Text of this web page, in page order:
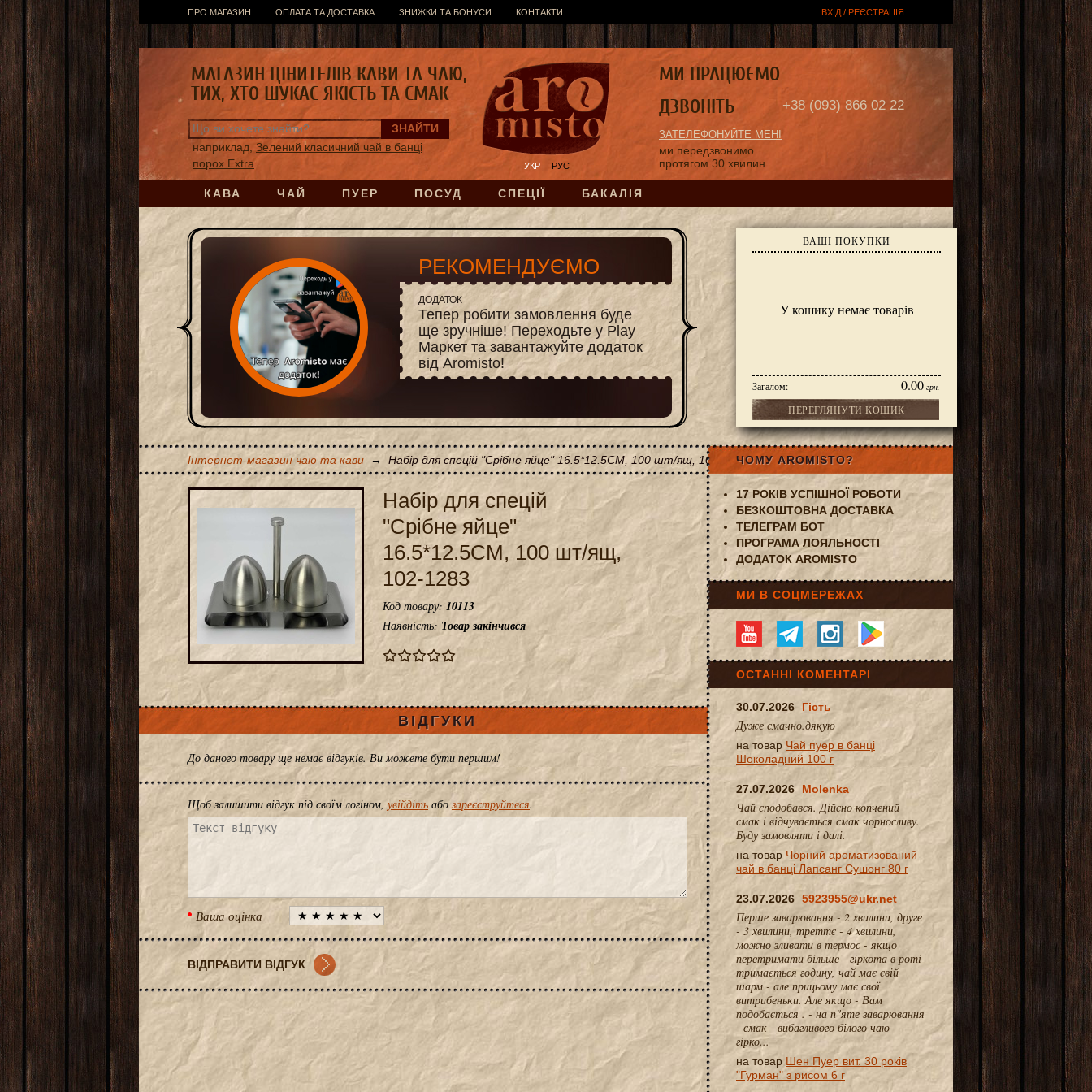
ПРО МАГАЗИН ОПЛАТА ТА ДОСТАВКА ЗНИЖКИ ТА БОНУСИ КОНТАКТИ ВХІД / РЕЄСТРАЦІЯ
КАВА ЧАЙ ПУЕР ПОСУД СПЕЦІЇ БАКАЛІЯ
УКР РУС
наприклад, Зелений класичний чай в банці
порох Extra
ВАШІ ПОКУПКИ
У кошику немає товарів
Загалом: 0.00 грн.
ПЕРЕГЛЯНУТИ КОШИК
+38 (093) 866 02 22
ЗАТЕЛЕФОНУЙТЕ МЕНІ
ми передзвонимо
протягом 30 хвилин
МАГАЗИН ЦІНИТЕЛІВ КАВИ ТА ЧАЮ,
ТИХ, ХТО ШУКАЄ ЯКІСТЬ ТА СМАК
МИ ПРАЦЮЄМО
ДЗВОНІТЬ
РЕКОМЕНДУЄМО
ДОДАТОК
Тепер робити замовлення буде
ще зручніше! Переходьте у Play
Маркет та завантажуйте додаток
від Aromisto!
Інтернет-магазин чаю та кави → Набір для спецій "Срібне яйце" 16.5*12.5CM, 100 шт/ящ, 102-1283
Набір для спецій
"Срібне яйце"
16.5*12.5CM, 100 шт/ящ,
102-1283
Код товару: 10113
Наявність: Товар закінчився
ВІДГУКИ
До даного товару ще немає відгуків. Ви можете бути першим!
Щоб залишити відгук під своїм логіном, увійдіть або зареєструйтеся.
Ваша оцінка
ЧОМУ AROMISTO?
17 РОКІВ УСПІШНОЇ РОБОТИ
БЕЗКОШТОВНА ДОСТАВКА
ТЕЛЕГРАМ БОТ
ПРОГРАМА ЛОЯЛЬНОСТІ
ДОДАТОК AROMISTO
МИ В СОЦМЕРЕЖАХ
ОСТАННІ КОМЕНТАРІ
30.07.2026 Гість
Дуже смачно.дякую
на товар Чай пуер в банці
Шоколадний 100 г
27.07.2026 Molenka
Чай сподобався. Дійсно копчений
смак і відчувається смак чорносливу.
Буду замовляти і далі.
на товар Чорний ароматизований
чай в банці Лапсанг Сушонг 80 г
23.07.2026 5923955@ukr.net
Перше заварювання - 2 хвилини, друге
- 3 хвилини, треттє - 4 хвилини,
можно зливати в термос - якщо
перетримати більше - гіркота в роті
тримається годину, чай має свій
шарм - але прицьому має свої
витрибеньки. Але якщо - Вам
подобається . - на п"яте заварювання
- смак - вибагливого білого чаю-
гірко...
на товар Шен Пуер вит. 30 років
"Гурман" з рисом 6 г